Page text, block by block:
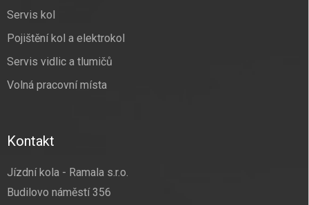
Servis kol
Pojištění kol a elektrokol
Servis vidlic a tlumičů
Volná pracovní místa
Kontakt
Jízdní kola - Ramala s.r.o.
Budilovo náměstí 356